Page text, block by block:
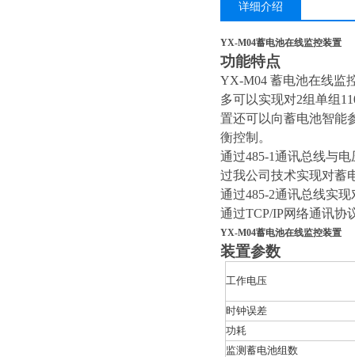
详细介绍
YX-M04蓄电池在线监控装置
功能特点
YX-M04 蓄电池在线监
多可以实现对2组单组
置还可以向蓄电池智能
衡控制。
通过485-1通讯总线与
过我公司技术实现对蓄
通过485-2通讯总线实
通过TCP/IP网络通讯协
​YX-M04蓄电池在线监控装置
装置参数
工作电压
时钟误差
功耗
监测蓄电池组数